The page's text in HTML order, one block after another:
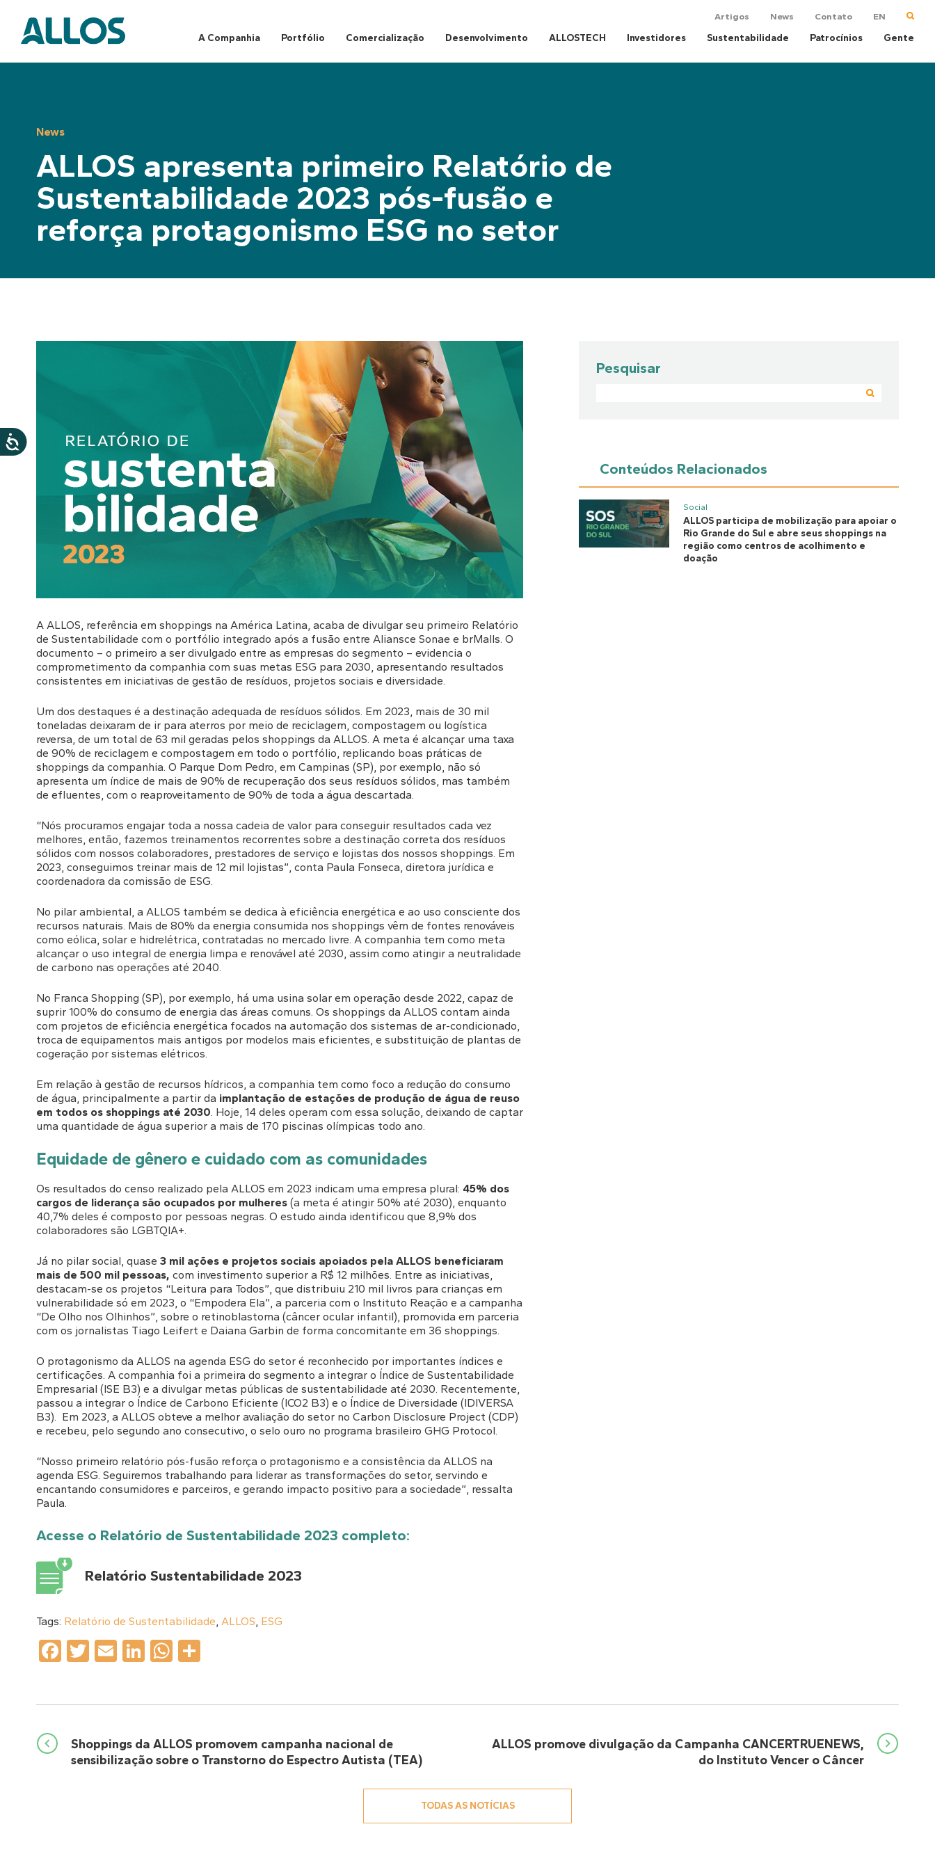
content
Artigos News Contato EN
A Companhia Portfólio Comercialização Desenvolvimento ALLOSTECH Investidores Sustentabilidade Patrocínios Gente
News
ALLOS apresenta primeiro Relatório de
Sustentabilidade 2023 pós-fusão e
reforça protagonismo ESG no setor
A ALLOS, referência em shoppings na América Latina, acaba de divulgar seu primeiro Relatório
de Sustentabilidade com o portfólio integrado após a fusão entre Aliansce Sonae e brMalls. O
documento – o primeiro a ser divulgado entre as empresas do segmento – evidencia o
comprometimento da companhia com suas metas ESG para 2030, apresentando resultados
consistentes em iniciativas de gestão de resíduos, projetos sociais e diversidade.
Um dos destaques é a destinação adequada de resíduos sólidos. Em 2023, mais de 30 mil
toneladas deixaram de ir para aterros por meio de reciclagem, compostagem ou logística
reversa, de um total de 63 mil geradas pelos shoppings da ALLOS. A meta é alcançar uma taxa
de 90% de reciclagem e compostagem em todo o portfólio, replicando boas práticas de
shoppings da companhia. O Parque Dom Pedro, em Campinas (SP), por exemplo, não só
apresenta um índice de mais de 90% de recuperação dos seus resíduos sólidos, mas também
de efluentes, com o reaproveitamento de 90% de toda a água descartada.
“Nós procuramos engajar toda a nossa cadeia de valor para conseguir resultados cada vez
melhores, então, fazemos treinamentos recorrentes sobre a destinação correta dos resíduos
sólidos com nossos colaboradores, prestadores de serviço e lojistas dos nossos shoppings. Em
2023, conseguimos treinar mais de 12 mil lojistas”, conta Paula Fonseca, diretora jurídica e
coordenadora da comissão de ESG.
No pilar ambiental, a ALLOS também se dedica à eficiência energética e ao uso consciente dos
recursos naturais. Mais de 80% da energia consumida nos shoppings vêm de fontes renováveis
como eólica, solar e hidrelétrica, contratadas no mercado livre. A companhia tem como meta
alcançar o uso integral de energia limpa e renovável até 2030, assim como atingir a neutralidade
de carbono nas operações até 2040.
No Franca Shopping (SP), por exemplo, há uma usina solar em operação desde 2022, capaz de
suprir 100% do consumo de energia das áreas comuns. Os shoppings da ALLOS contam ainda
com projetos de eficiência energética focados na automação dos sistemas de ar-condicionado,
troca de equipamentos mais antigos por modelos mais eficientes, e substituição de plantas de
cogeração por sistemas elétricos.
Em relação à gestão de recursos hídricos, a companhia tem como foco a redução do consumo
de água, principalmente a partir da implantação de estações de produção de água de reuso
em todos os shoppings até 2030. Hoje, 14 deles operam com essa solução, deixando de captar
uma quantidade de água superior a mais de 170 piscinas olímpicas todo ano.
Equidade de gênero e cuidado com as comunidades
Os resultados do censo realizado pela ALLOS em 2023 indicam uma empresa plural: 45% dos
cargos de liderança são ocupados por mulheres (a meta é atingir 50% até 2030), enquanto
40,7% deles é composto por pessoas negras. O estudo ainda identificou que 8,9% dos
colaboradores são LGBTQIA+.
Já no pilar social, quase 3 mil ações e projetos sociais apoiados pela ALLOS beneficiaram
mais de 500 mil pessoas, com investimento superior a R$ 12 milhões. Entre as iniciativas,
destacam-se os projetos “Leitura para Todos”, que distribuiu 210 mil livros para crianças em
vulnerabilidade só em 2023, o “Empodera Ela”, a parceria com o Instituto Reação e a campanha
“De Olho nos Olhinhos”, sobre o retinoblastoma (câncer ocular infantil), promovida em parceria
com os jornalistas Tiago Leifert e Daiana Garbin de forma concomitante em 36 shoppings.
O protagonismo da ALLOS na agenda ESG do setor é reconhecido por importantes índices e
certificações. A companhia foi a primeira do segmento a integrar o Índice de Sustentabilidade
Empresarial (ISE B3) e a divulgar metas públicas de sustentabilidade até 2030. Recentemente,
passou a integrar o Índice de Carbono Eficiente (ICO2 B3) e o Índice de Diversidade (IDIVERSA
B3). Em 2023, a ALLOS obteve a melhor avaliação do setor no Carbon Disclosure Project (CDP)
e recebeu, pelo segundo ano consecutivo, o selo ouro no programa brasileiro GHG Protocol.
“Nosso primeiro relatório pós-fusão reforça o protagonismo e a consistência da ALLOS na
agenda ESG. Seguiremos trabalhando para liderar as transformações do setor, servindo e
encantando consumidores e parceiros, e gerando impacto positivo para a sociedade”, ressalta
Paula.
Acesse o Relatório de Sustentabilidade 2023 completo:
Relatório Sustentabilidade 2023
Tags: Relatório de Sustentabilidade, ALLOS, ESG
Facebook
Twitter
EmailLinkedIn
WhatsApp
Pesquisar
Conteúdos Relacionados
Social
ALLOS participa de mobilização para apoiar o
Rio Grande do Sul e abre seus shoppings na
região como centros de acolhimento e
doação
Navegação
Shoppings da ALLOS promovem campanha nacional de
sensibilização sobre o Transtorno do Espectro Autista (TEA)
ALLOS promove divulgação da Campanha CANCERTRUENEWS,
do Instituto Vencer o Câncer
TODAS AS NOTÍCIAS